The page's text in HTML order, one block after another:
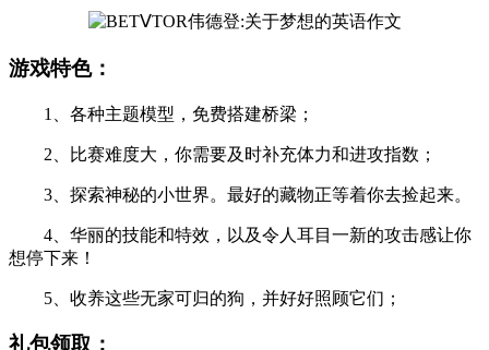
游戏特色：
1、各种主题模型，免费搭建桥梁；
2、比赛难度大，你需要及时补充体力和进攻指数；
3、探索神秘的小世界。最好的藏物正等着你去捡起来。
4、华丽的技能和特效，以及令人耳目一新的攻击感让你
想停下来！
5、收养这些无家可归的狗，并好好照顾它们；
礼包领取：